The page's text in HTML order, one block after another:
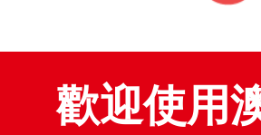
歡迎使用澳